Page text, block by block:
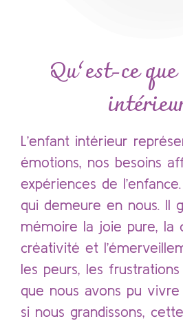
Qu’est-ce
L’enfant intérieur
émotions, nos besoins
expériences de l’enfance.
qui demeure en nous. Il
mémoire la joie pure, la
créativité et
les peurs, les
que nous avons pu
si nous grandissons,